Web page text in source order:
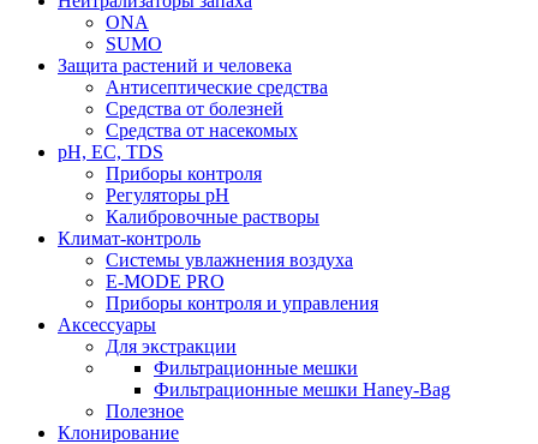
ONA
SUMO
Защита растений и человека
Антисептические средства
Средства от болезней
Средства от насекомых
pH, EC, TDS
Приборы контроля
Регуляторы pH
Калибровочные растворы
Климат-контроль
Системы увлажнения воздуха
E-MODE PRO
Приборы контроля и управления
Аксессуары
Для экстракции
Фильтрационные мешки
Фильтрационные мешки Haney-Bag
Полезное
Клонирование